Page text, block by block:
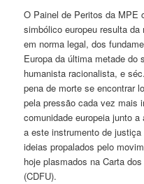
O Painel de Peritos da MPE
simbólico europeu resulta
em norma legal, dos
Europa da última metade
humanista racionalista, e
pena de morte se encontrar
pela pressão cada vez mais
comunidade europeia junto
a este instrumento de
ideias propalados pelo
hoje plasmados na Carta
(CDFU).